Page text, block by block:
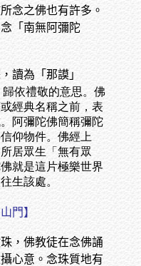
念之佛也有許多。
「南無阿彌陀
讀為「那謨」
歸依禮敬的意思。佛
經典名稱之前，表
阿彌陀佛簡稱彌陀
仰物件。佛經上
居眾生「無有眾
就是這片極樂世界
生該處。
門】
，佛教徒在念佛誦
心意。念珠質地有